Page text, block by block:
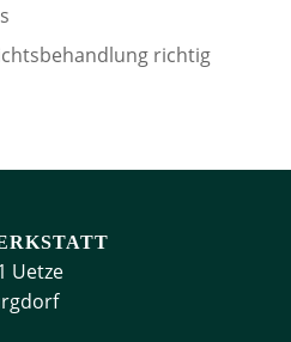
richtig
Uetze